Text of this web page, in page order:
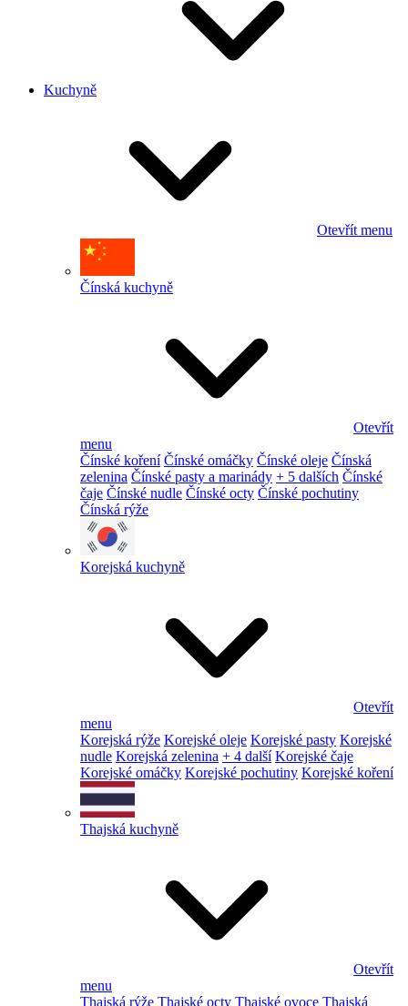
Kuchyně
Otevřít menu
Čínská kuchyně
Otevřít
menu
Čínské koření Čínské omáčky Čínské oleje Čínská
zelenina Čínské pasty a marinády + 5 dalších Čínské
čaje Čínské nudle Čínské octy Čínské pochutiny
Čínská rýže
Korejská kuchyně
Otevřít
menu
Korejská rýže Korejské oleje Korejské pasty Korejské
nudle Korejská zelenina + 4 další Korejské čaje
Korejské omáčky Korejské pochutiny Korejské koření
Thajská kuchyně
Otevřít
menu
Thajská rýže Thajské octy Thajské ovoce Thajská